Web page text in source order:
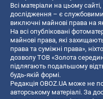
Всі матеріали на цьому сайті,
дослідження – є службовими
виключні майнові права на
На всі опубліковані
майнові права, які
права та суміжні права»,
дозволу ТОВ «Золота
підлягають подальшому
будь-якій формі.
Редакція OBOZ.UA може не
авторському матеріалі. За